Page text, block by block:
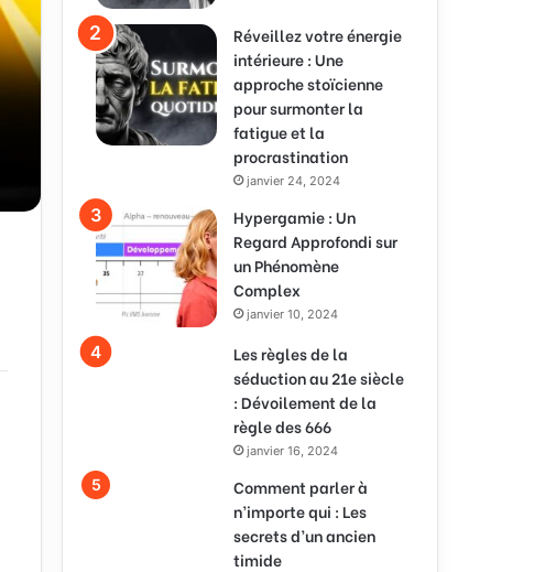
Réveillez votre énergie
intérieure : Une
approche stoïcienne
pour surmonter la
fatigue et la
procrastination
janvier 24, 2024
Hypergamie : Un
Regard Approfondi sur
un Phénomène
Complex
janvier 10, 2024
Les règles de la
séduction au 21e siècle
: Dévoilement de la
règle des 666
janvier 16, 2024
Comment parler à
n’importe qui : Les
secrets d’un ancien
timide